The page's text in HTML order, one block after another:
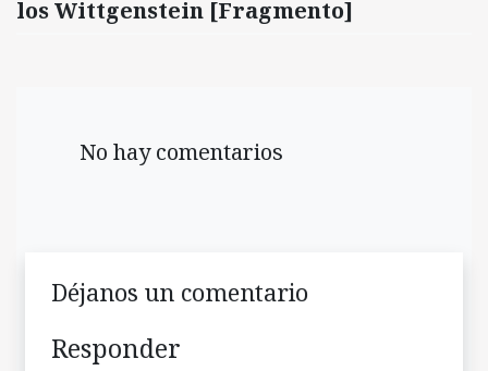
los Wittgenstein [Fragmento]
No hay comentarios
Déjanos un comentario
Responder